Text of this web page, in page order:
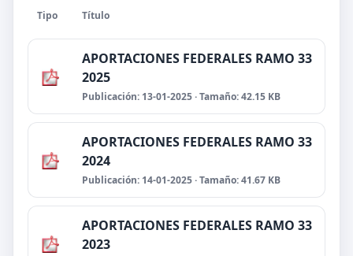
Tipo Título
APORTACIONES FEDERALES RAMO 33
2025
Publicación: 13-01-2025 · Tamaño: 42.15 KB
APORTACIONES FEDERALES RAMO 33
2024
Publicación: 14-01-2025 · Tamaño: 41.67 KB
APORTACIONES FEDERALES RAMO 33
2023